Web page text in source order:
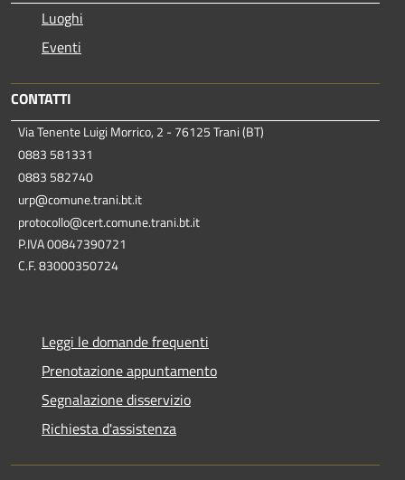
Luoghi
Eventi
CONTATTI
Via Tenente Luigi Morrico, 2 - 76125 Trani (BT)
0883 581331
0883 582740
urp@comune.trani.bt.it
protocollo@cert.comune.trani.bt.it
P.IVA 00847390721
C.F. 83000350724
Leggi le domande frequenti
Prenotazione appuntamento
Segnalazione disservizio
Richiesta d'assistenza